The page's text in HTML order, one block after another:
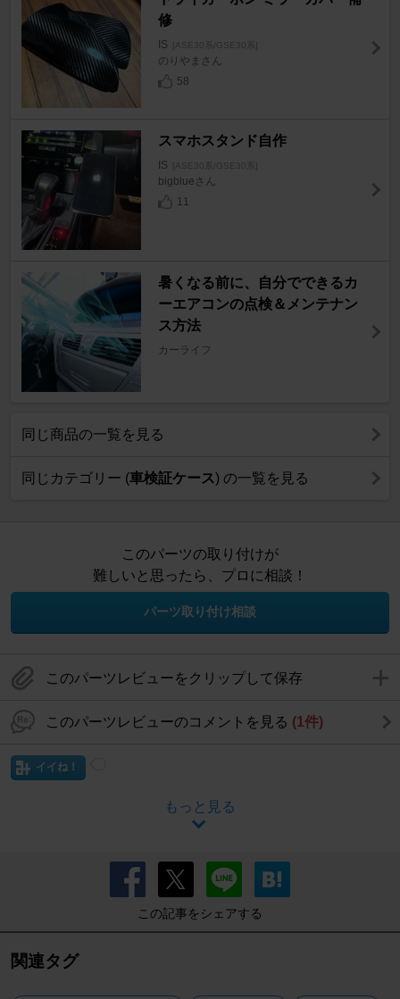
修
IS [ASE30系/GSE30系]
のりやまさん
58
スマホスタンド自作
IS [ASE30系/GSE30系]
bigblueさん
11
暑くなる前に、自分でできるカ
ーエアコンの点検＆メンテナン
ス方法
カーライフ
同じ商品の一覧を見る
同じカテゴリー (車検証ケース) の一覧を見る
このパーツの取り付けが
難しいと思ったら、プロに相談！
パーツ取り付け相談
このパーツレビューをクリップして保存
このパーツレビューのコメントを見る (1件)
イイね！
もっと見る
この記事をシェアする
関連タグ